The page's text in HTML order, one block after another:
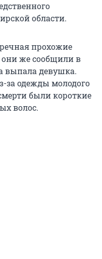
области.
прохожие
же сообщили в
выпала девушка.
за одежды молодого
были короткие
волос.